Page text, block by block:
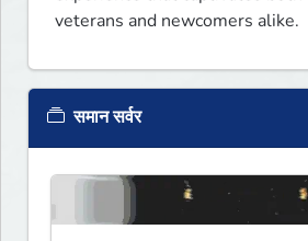
veterans and newcomers alike.
समान सर्वर